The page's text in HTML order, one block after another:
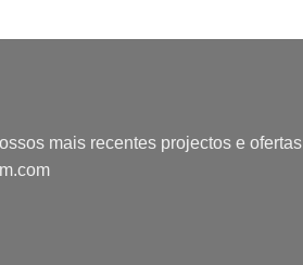
mais recentes projectos e ofertas